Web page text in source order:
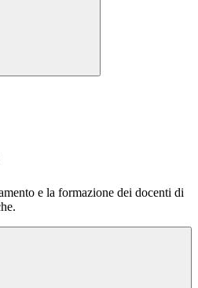
e la formazione dei docenti di